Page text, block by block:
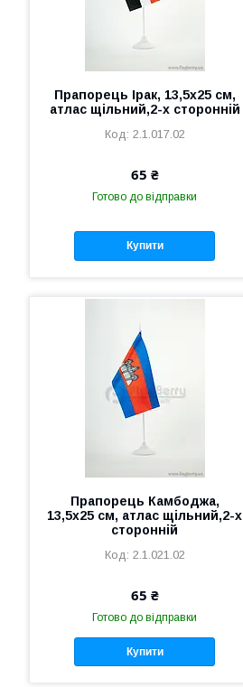
Прапорець Ірак, 13,5х25 см,
атлас щільний,2-х сторонній
2.1.017.02
65 ₴
Готово до відправки
Купити
Прапорець Камбоджа,
13,5х25 см, атлас щільний,2-х
сторонній
2.1.021.02
65 ₴
Готово до відправки
Купити